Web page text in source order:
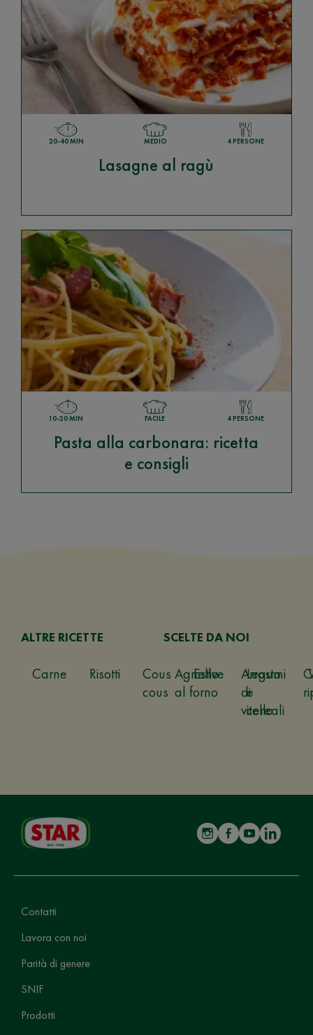
20-40 MIN MEDIO 4 PERSONE
Lasagne al ragù
10-20 MIN FACILE 4 PERSONE
Pasta alla carbonara: ricetta
e consigli
ALTRE RICETTE
Carne Risotti
Cous
cous
Estive
Legumi
e
cereali
SCELTE DA NOI
Agnello
al forno
Arrosto
di
vitello
Contatti
Lavora con noi
Parità di genere
SNIF
Prodotti